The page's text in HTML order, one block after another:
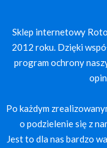
Sklep internetowy
2012 roku. Dzięki
program ochrony
Po każdym
o podzielenie się z
Jest to dla nas bardzo